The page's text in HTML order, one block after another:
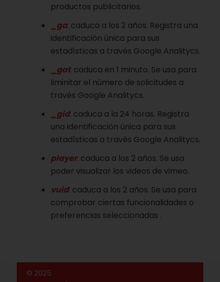
productos publicitarios.
_ga: caduca a los 2 años. Registra una
identificación única para sus
estadísticas a través Google Analitycs.
_gat: caduca en 1 minuto. Se usa para
liminitar el número de solicitudes a
través Google Analitycs.
_gid: caduca a la 24 horas. Registra
una identificación única para sus
estadísticas a través Google Analitycs.
player: caduca a los 2 años. Se usa
poder visualizar los videos de vimeo.
vuid: caduca a los 2 años. Se usa para
comprobar ciertas funcionalidades o
preferencias seleccionadas .
© 2025